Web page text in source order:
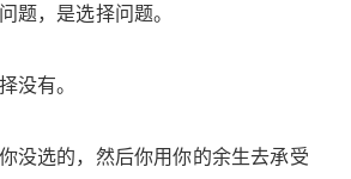
题，是选择问题。
没有。
没选的，然后你用你的余生去承受